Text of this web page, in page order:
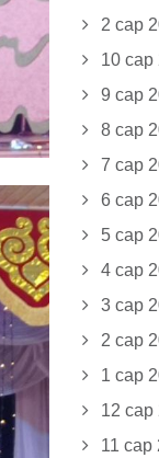
2 сар
10 сар
9 сар
8 сар
7 сар
6 сар
5 сар
4 сар
3 сар
2 сар
1 сар
12 сар
11 сар